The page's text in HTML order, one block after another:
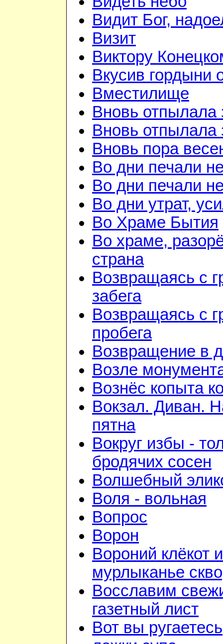
Видит Бог,
Визит
Виктору
Вкусив гордыни
Вместилище
Вновь отпылала
Вновь отпылала
Вновь пора
Во дни печали
Во дни печали
Во дни утрат,
Во Храме Бытия
Во храме,
страна
Возвращаясь с
забега
Возвращаясь с
пробега
Возвращение в
Возле
Вознёс копыта
Вокзал. Диван.
пятна
Вокруг избы -
бродячих сосен
Волшебный
Воля - вольная
Вопрос
Ворон
Вороний клёкот и
мурлыканье
Восславим
газетный лист
Вот вы